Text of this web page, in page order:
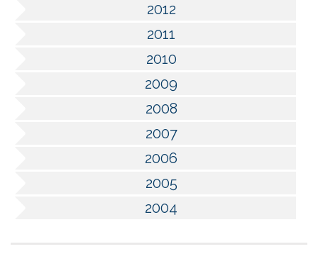
2012
2011
2010
2009
2008
2007
2006
2005
2004